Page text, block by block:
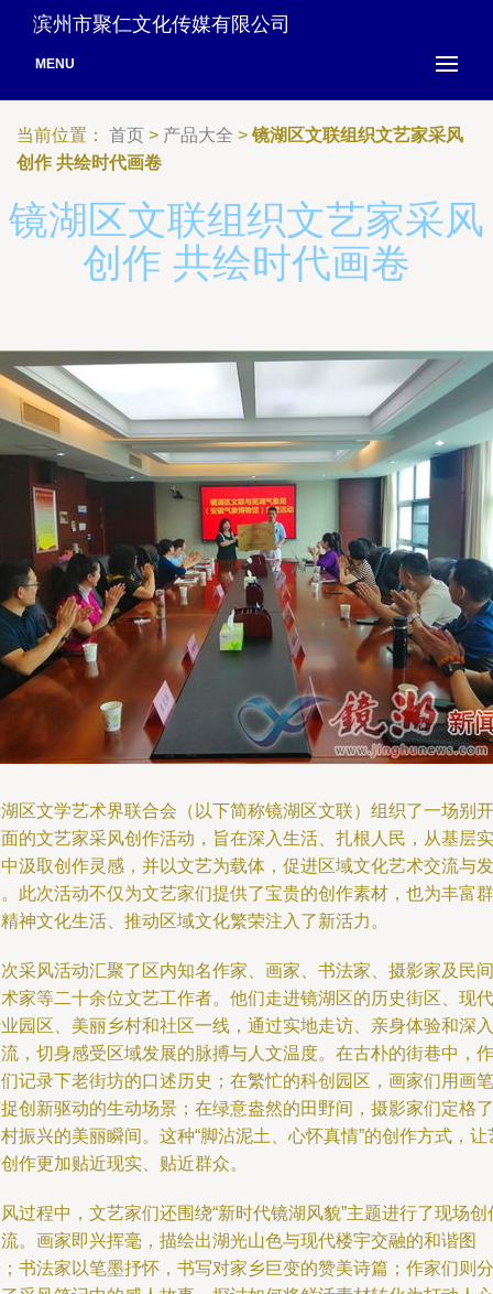
滨州市聚仁文化传媒有限公司
MENU
当前位置： 首页 > 产品大全 > 镜湖区文联组织文艺家采风
创作 共绘时代画卷
镜湖区文联组织文艺家采风
创作 共绘时代画卷
区文学艺术界联合会（以下简称镜湖区文联）组织了一场别开
的文艺家采风创作活动，旨在深入生活、扎根人民，从基层实
汲取创作灵感，并以文艺为载体，促进区域文化艺术交流与发
此次活动不仅为文艺家们提供了宝贵的创作素材，也为丰富群
神文化生活、推动区域文化繁荣注入了新活力。
采风活动汇聚了区内知名作家、画家、书法家、摄影家及民间
家等二十余位文艺工作者。他们走进镜湖区的历史街区、现代
园区、美丽乡村和社区一线，通过实地走访、亲身体验和深入
，切身感受区域发展的脉搏与人文温度。在古朴的街巷中，作
记录下老街坊的口述历史；在繁忙的科创园区，画家们用画笔
创新驱动的生动场景；在绿意盎然的田野间，摄影家们定格了
振兴的美丽瞬间。这种“脚沾泥土、心怀真情”的创作方式，让
作更加贴近现实、贴近群众。
过程中，文艺家们还围绕“新时代镜湖风貌”主题进行了现场创
。画家即兴挥毫，描绘出湖光山色与现代楼宇交融的和谐图
书法家以笔墨抒怀，书写对家乡巨变的赞美诗篇；作家们则分